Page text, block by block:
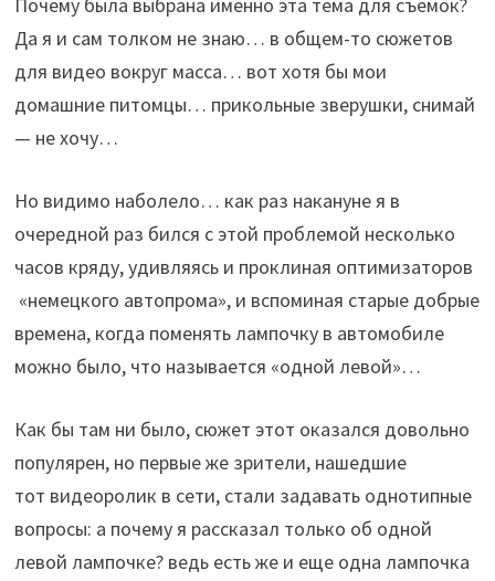
Да я и сам толком не знаю… в общем-то сюжетов
для видео вокруг масса… вот хотя бы мои
домашние питомцы… прикольные зверушки, снимай
— не хочу…
Но видимо наболело… как раз накануне я в
очередной раз бился с этой проблемой несколько
часов кряду, удивляясь и проклиная оптимизаторов
«немецкого автопрома», и вспоминая старые добрые
времена, когда поменять лампочку в автомобиле
можно было, что называется «одной левой»…
Как бы там ни было, сюжет этот оказался довольно
популярен, но первые же зрители, нашедшие
тот видеоролик в сети, стали задавать однотипные
вопросы: а почему я рассказал только об одной
левой лампочке? ведь есть же и еще одна лампочка